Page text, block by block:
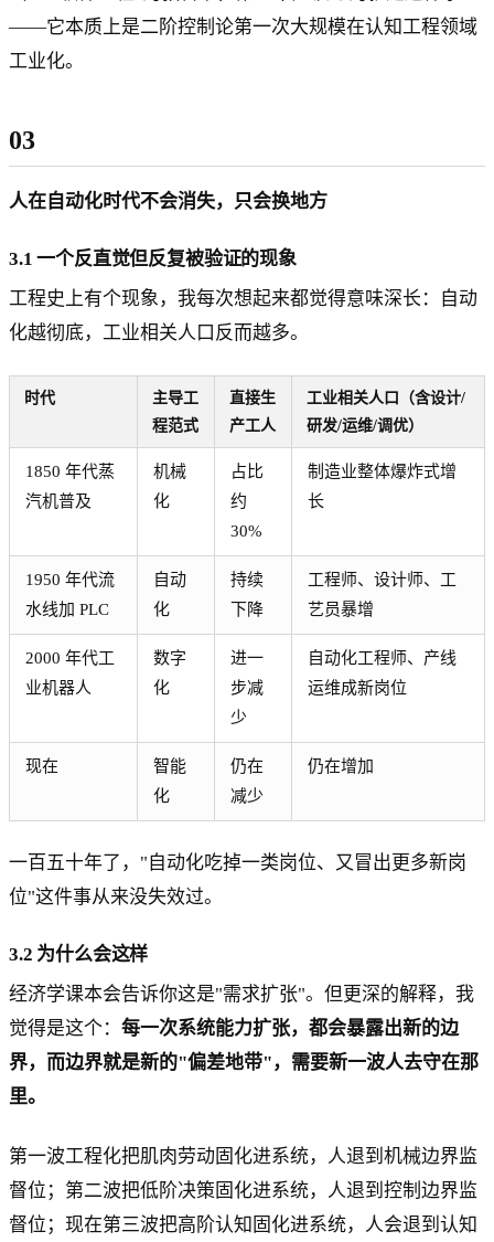
——它本质上是二阶控制论第一次大规模在认知工程领域
工业化。
03
人在自动化时代不会消失，只会换地方
3.1 一个反直觉但反复被验证的现象
工程史上有个现象，我每次想起来都觉得意味深长：自动
化越彻底，工业相关人口反而越多。
时代
主导工
程范式
直接生
产工人
工业相关人口（含设计/
研发/运维/调优）
1850 年代蒸
汽机普及
机械
化
占比
约
30%
制造业整体爆炸式增
长
1950 年代流
水线加 PLC
自动
化
持续
下降
工程师、设计师、工
艺员暴增
2000 年代工
业机器人
数字
化
进一
步减
少
自动化工程师、产线
运维成新岗位
现在
智能
化
仍在
减少
仍在增加
一百五十年了，"自动化吃掉一类岗位、又冒出更多新岗
位"这件事从来没失效过。
3.2 为什么会这样
经济学课本会告诉你这是"需求扩张"。但更深的解释，我
觉得是这个： 每一次系统能力扩张，都会暴露出新的边
界，而边界就是新的"偏差地带"，需要新一波人去守在那
里。
第一波工程化把肌肉劳动固化进系统，人退到机械边界监
督位；第二波把低阶决策固化进系统，人退到控制边界监
督位；现在第三波把高阶认知固化进系统，人会退到认知